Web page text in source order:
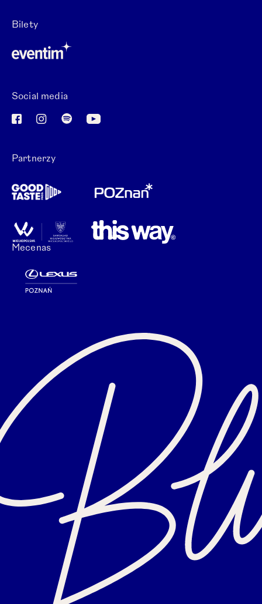
BiletyOtwórz link w nowej karcie.
Social media
Partnerzy
Mecenas